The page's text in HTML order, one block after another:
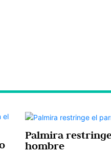
Palmira
hombre